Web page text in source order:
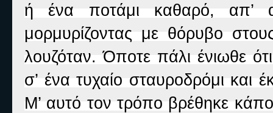
ή ένα ποτάμι καθαρό, απ’
μορμυρίζοντας με θόρυβο
λουζόταν. Όποτε πάλι ένιωθε
σ’ ένα τυχαίο σταυροδρόμι και
Μ’ αυτό τον τρόπο βρέθηκε